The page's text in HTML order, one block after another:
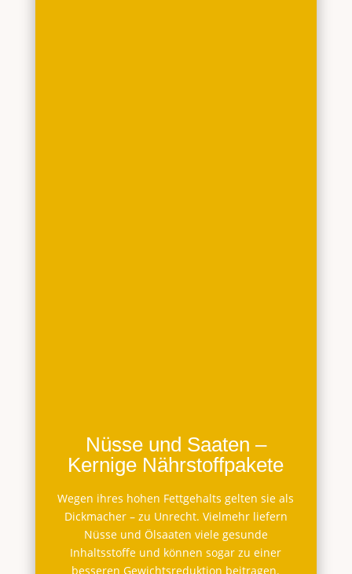
Nüsse und Saaten –
Kernige Nährstoffpakete
Wegen ihres hohen Fettgehalts gelten sie als
Dickmacher – zu Unrecht. Vielmehr liefern
Nüsse und Ölsaaten viele gesunde
Inhaltsstoffe und können sogar zu einer
besseren Gewichtsreduktion beitragen.